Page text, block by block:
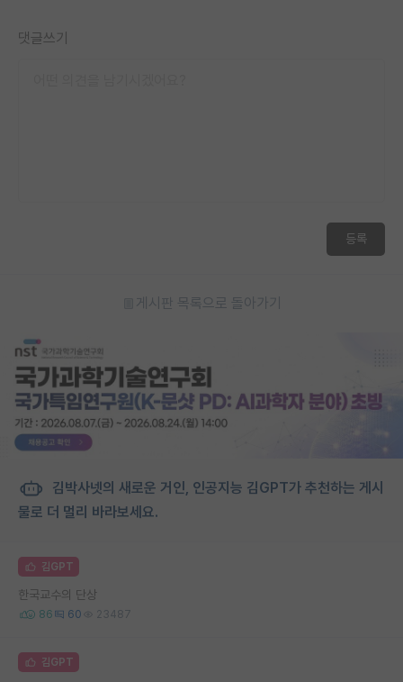
댓글쓰기
등록
게시판 목록으로 돌아가기
김박사넷의 새로운 거인, 인공지능 김GPT가 추천하는 게시
물로 더 멀리 바라보세요.
김GPT
한국교수의 단상
86 60 23487
김GPT